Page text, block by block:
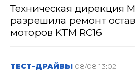
Техническая дирекция
разрешила ремонт
моторов KTM RC16
ТЕСТ-ДРАЙВЫ 08/08 13:02